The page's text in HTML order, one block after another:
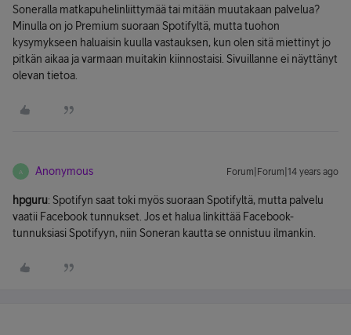
Soneralla matkapuhelinliittymää tai mitään muutakaan palvelua?
Minulla on jo Premium suoraan Spotifyltä, mutta tuohon
kysymykseen haluaisin kuulla vastauksen, kun olen sitä miettinyt jo
pitkän aikaa ja varmaan muitakin kiinnostaisi. Sivuillanne ei näyttänyt
olevan tietoa.
A Anonymous Forum|Forum|14 years ago
hpguru: Spotifyn saat toki myös suoraan Spotifyltä, mutta palvelu
vaatii Facebook tunnukset. Jos et halua linkittää Facebook-
tunnuksiasi Spotifyyn, niin Soneran kautta se onnistuu ilmankin.